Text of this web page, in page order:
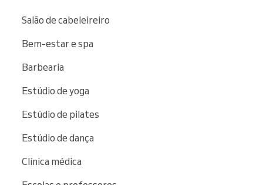
Salão de cabeleireiro
Bem-estar e spa
Barbearia
Estúdio de yoga
Estúdio de pilates
Estúdio de dança
Clínica médica